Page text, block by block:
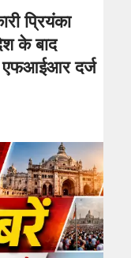
प्रियंका
के बाद
एफआईआर दर्ज